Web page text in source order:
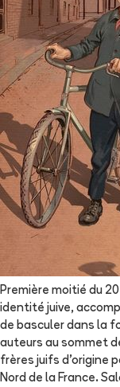
Première moitié du
identité juive,
de basculer dans la
auteurs au sommet
frères juifs d’origine
Nord de la France.